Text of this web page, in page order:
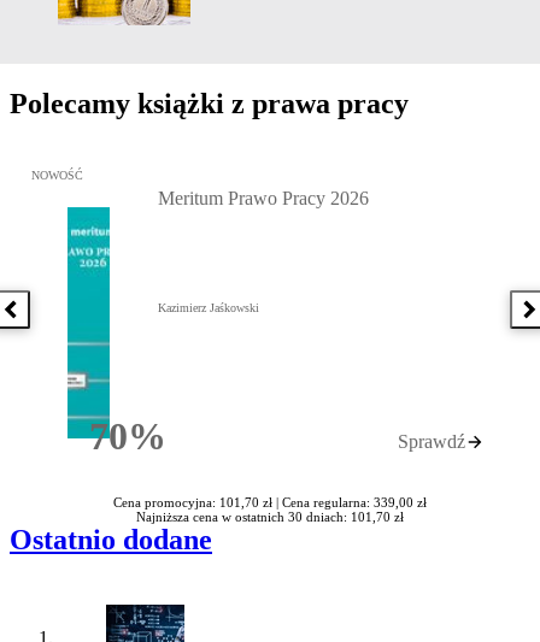
Polecamy książki z prawa pracy
Poprzednia książka
Przejdź do: Meritum Prawo Pracy 2026, Kazimierz Jaśkowski -
NOWOŚĆ
70%Rabatu
Meritum Prawo Pracy 2026
Kazimierz Jaśkowski
Sprawdź
Cena promocyjna: 101,70 zł | Cena regularna: 339,00 zł
Najniższa cena w ostatnich 30 dniach: 101,70 zł
Ostatnio dodane